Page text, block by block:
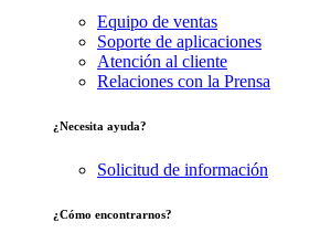
Equipo de ventas
Soporte de aplicaciones
Atención al cliente
Relaciones con la Prensa
¿Necesita ayuda?
Solicitud de información
¿Cómo encontrarnos?